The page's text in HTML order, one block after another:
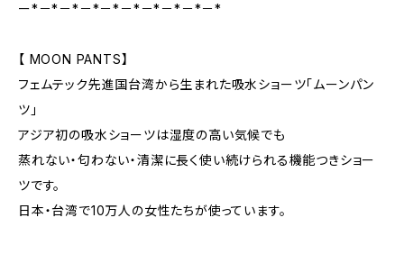
ー*－*－*－*－*－*－*－*－*－*
【 MOON PANTS】
フェムテック先進国台湾から生まれた吸水ショーツ「ムーンパン
ツ」
アジア初の吸水ショーツは湿度の高い気候でも
蒸れない・匂わない・清潔に長く使い続けられる機能つきショー
ツです。
​日本・台湾で10万人の女性たちが使っています。